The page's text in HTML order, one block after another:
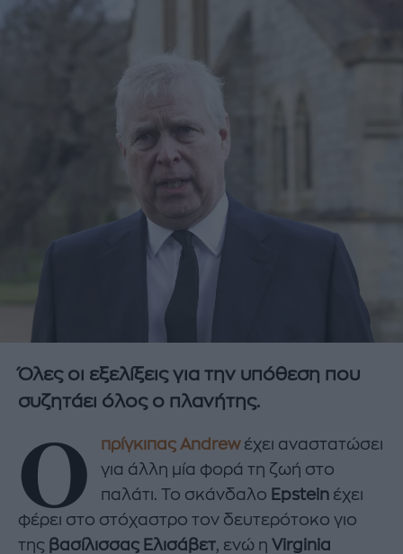
Όλες οι εξελίξεις για την υπόθεση που
συζητάει όλος ο πλανήτης.
Ο πρίγκιπας Andrew έχει αναστατώσει
για άλλη μία φορά τη ζωή στο
παλάτι. Το σκάνδαλο Epstein έχει
φέρει στο στόχαστρο τον δευτερότοκο γιο
της βασίλισσας Ελισάβετ , ενώ η Virginia